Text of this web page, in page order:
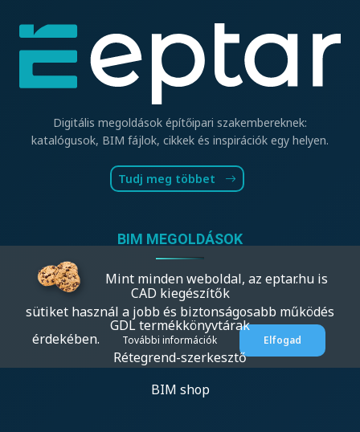
Digitális megoldások építőipari szakembereknek:
katalógusok, BIM fájlok, cikkek és inspirációk egy helyen.
Tudj meg többet
BIM MEGOLDÁSOK
CAD kiegészítők
GDL termékkönyvtárak
Rétegrend-szerkesztő
BIM shop
Mint minden weboldal, az eptar.hu is
sütiket használ a jobb és biztonságosabb működés
érdekében.
További információk Elfogad